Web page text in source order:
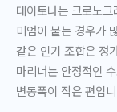
데이토나는 크로노
미엄이 붙는 경우가
같은 인기 조합은 정
마리너는 안정적인
변동폭이 작은 편입